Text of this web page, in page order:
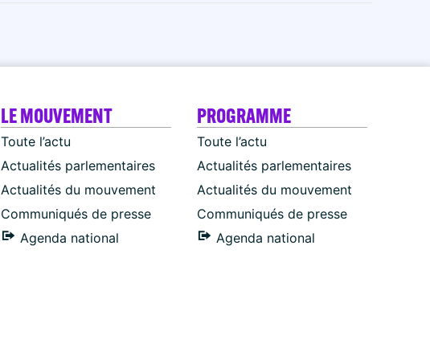
LE MOUVEMENT
Toute l’actu
Actualités parlementaires
Actualités du mouvement
Communiqués de presse
Agenda national
PROGRAMME
Toute l’actu
Actualités parlementaires
Actualités du mouvement
Communiqués de presse
Agenda national